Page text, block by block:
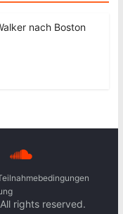
nach Boston
rights reserved.